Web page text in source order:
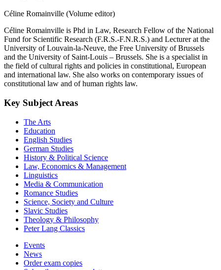
Céline Romainville (Volume editor)
Céline Romainville is Phd in Law, Research Fellow of the National
Fund for Scientific Research (F.R.S.-F.N.R.S.) and Lecturer at the
University of Louvain-la-Neuve, the Free University of Brussels
and the University of Saint-Louis – Brussels. She is a specialist in
the field of cultural rights and policies in constitutional, European
and international law. She also works on contemporary issues of
constitutional law and of human rights law.
Key Subject Areas
The Arts
Education
English Studies
German Studies
History & Political Science
Law, Economics & Management
Linguistics
Media & Communication
Romance Studies
Science, Society and Culture
Slavic Studies
Theology & Philosophy
Peter Lang Classics
Events
News
Order exam copies